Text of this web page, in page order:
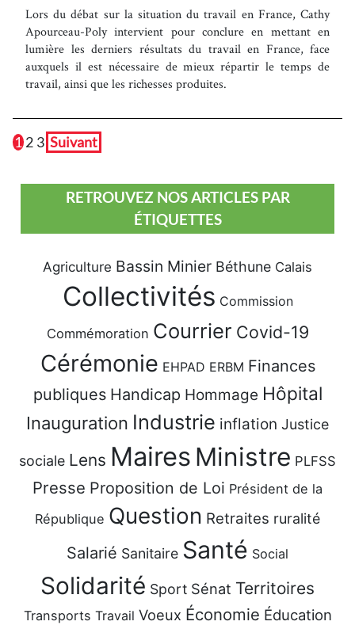
Lors du débat sur la situation du travail en France, Cathy
Apourceau-Poly intervient pour conclure en mettant en
lumière les derniers résultats du travail en France, face
auxquels il est nécessaire de mieux répartir le temps de
travail, ainsi que les richesses produites.
1 2 3 Suivant
RETROUVEZ NOS ARTICLES PAR
ÉTIQUETTES
Agriculture Bassin Minier Béthune Calais
Collectivités Commission
Commémoration Courrier Covid-19
Cérémonie EHPAD ERBM Finances
publiques Handicap Hommage Hôpital
Inauguration Industrie inflation Justice
sociale Lens Maires Ministre PLFSS
Presse Proposition de Loi Président de la
République Question Retraites ruralité
Salarié Sanitaire Santé Social
Solidarité Sport Sénat Territoires
Transports Travail Voeux Économie Éducation